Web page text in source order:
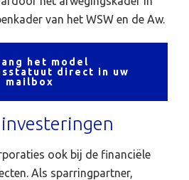
van het WSW en de Aw.
het model
direct in uw
mailbox
ook bij de financiële
Als sparringpartner,